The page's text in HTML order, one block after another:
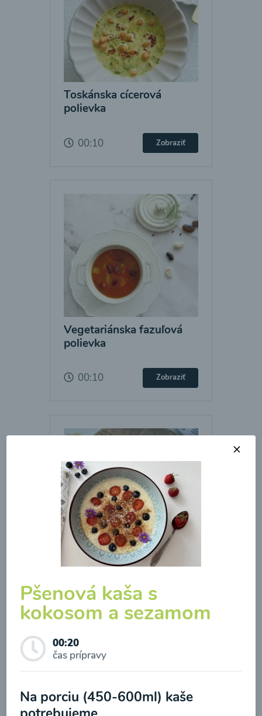
Toskánska cícerová
polievka
00:10 Zobraziť
Vegetariánska fazuľová
polievka
00:10 Zobraziť
Zeleninová klasik polievka
00:10 Zobraziť
Pšenová kaša s
kokosom a sezamom
00:20
čas prípravy
Na porciu (450-600ml) kaše
Odber noviniek a akcií
spracovaním osobných údajov pre účely